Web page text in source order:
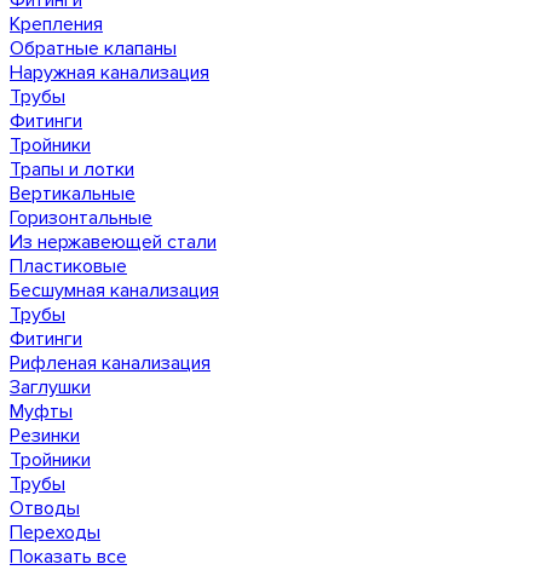
Крепления
Обратные клапаны
Наружная канализация
Трубы
Фитинги
Тройники
Трапы и лотки
Вертикальные
Горизонтальные
Из нержавеющей стали
Пластиковые
Бесшумная канализация
Трубы
Фитинги
Рифленая канализация
Заглушки
Муфты
Резинки
Тройники
Трубы
Отводы
Переходы
Показать все